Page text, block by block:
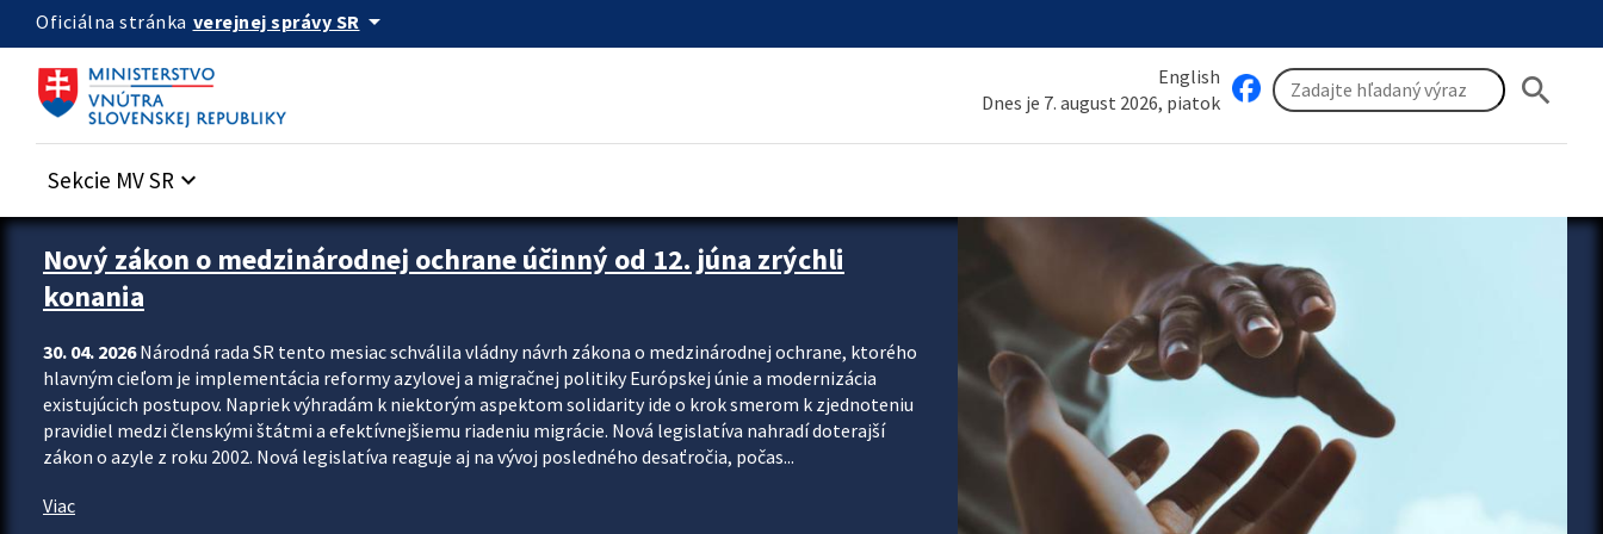
Preskocit na hlavný obsah
Oficiálna stránka verejnej správy SR arrow_drop_down
English
Dnes je 7. august 2026, piatok
search
Sekcie MV SR keyboard_arrow_down
Zastavit automatický posun upútavok
Nový zákon o medzinárodnej ochrane účinný od 12. júna zrýchli
konania
30. 04. 2026Národná rada SR tento mesiac schválila vládny návrh zákona o medzinárodnej ochrane, ktorého
hlavným cieľom je implementácia reformy azylovej a migračnej politiky Európskej únie a modernizácia
existujúcich postupov. Napriek výhradám k niektorým aspektom solidarity ide o krok smerom k zjednoteniu
pravidiel medzi členskými štátmi a efektívnejšiemu riadeniu migrácie. Nová legislatíva nahradí doterajší
zákon o azyle z roku 2002. Nová legislatíva reaguje aj na vývoj posledného desaťročia, počas...
Viac